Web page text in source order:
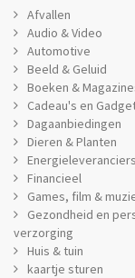
Afvallen
Audio & Video
Automotive
Beeld & Geluid
Boeken &
Cadeau's en
Dagaanbiedingen
Dieren & Planten
Energieleveranciers
Financieel
Games, film &
Gezondheid en
verzorging
Huis & tuin
kaartje sturen